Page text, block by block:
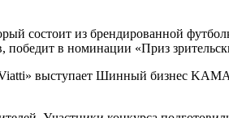
состоит из брендированной
победит в номинации «Приз
Viatti» выступает Шинный бизнес